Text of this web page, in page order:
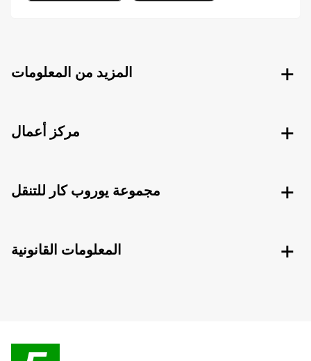
المزيد من المعلومات
مركز أعمال
مجموعة يوروب كار للتنقل
المعلومات القانونية